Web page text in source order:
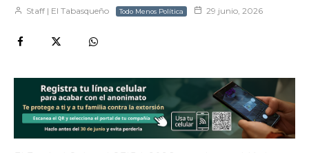
Staff | El Tabasqueño Todo Menos Política 29 junio, 2026